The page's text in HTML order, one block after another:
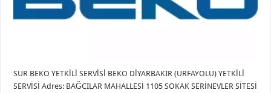
SUR BEKO YETKİLİ SERVİSİ BEKO DİYARBAKIR (URFAYOLU) YETKİLİ
SERVİSİ Adres: BAĞCILAR MAHALLESİ 1105 SOKAK SERİNEVLER SİTESİ